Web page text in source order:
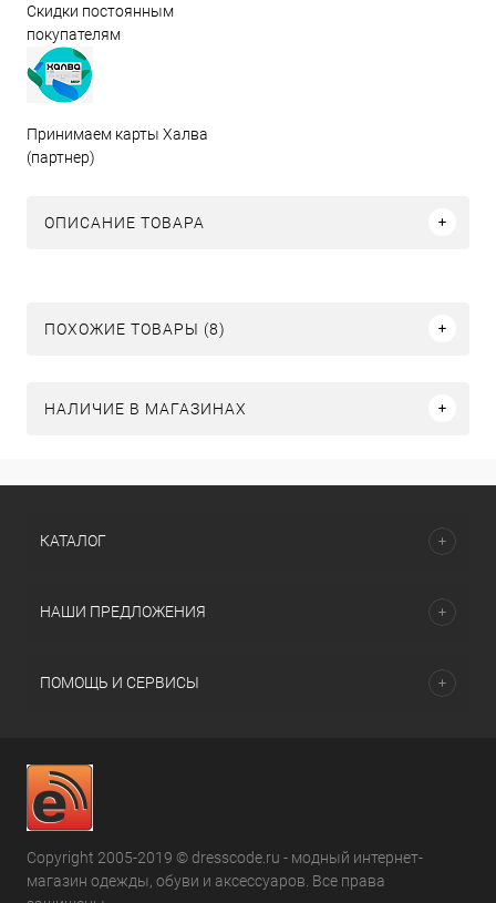
Скидки постоянным
покупателям
Принимаем карты Халва
(партнер)
ОПИСАНИЕ ТОВАРА
ПОХОЖИЕ ТОВАРЫ (8)
НАЛИЧИЕ В МАГАЗИНАХ
КАТАЛОГ
НАШИ ПРЕДЛОЖЕНИЯ
ПОМОЩЬ И СЕРВИСЫ
Copyright 2005-2019 © dresscode.ru - модный интернет-
магазин одежды, обуви и аксессуаров. Все права